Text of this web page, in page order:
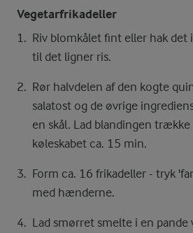
Vegetarfrikadeller
Riv blomkålet fint eller hak det
til det ligner ris.
Rør halvdelen af den kogte
salatost og de øvrige
en skål. Lad blandingen
køleskabet ca. 15 min.
Form ca. 16 frikadeller - tryk
med hænderne.
Lad smørret smelte i en pande